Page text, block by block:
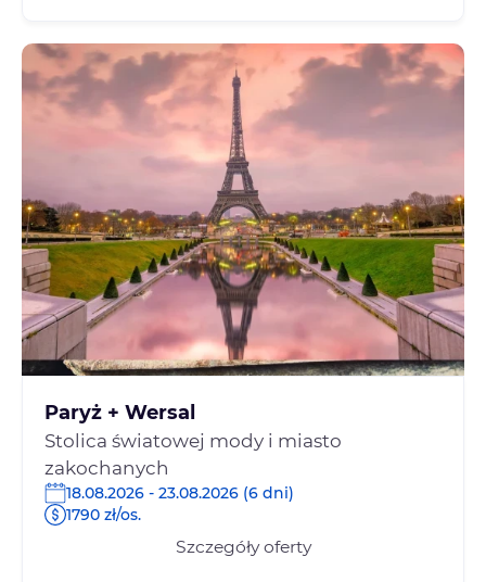
Paryż + Wersal
Stolica światowej mody i miasto
zakochanych
18.08.2026 - 23.08.2026 (6 dni)
1790 zł/os.
Szczegóły oferty